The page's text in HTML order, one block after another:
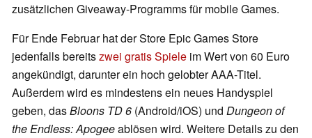
zusätzlichen Giveaway-Programms für mobile Games.
Für Ende Februar hat der Store Epic Games Store
jedenfalls bereitszwei gratis Spiele im Wert von 60 Euro
angekündigt, darunter ein hoch gelobter AAA-Titel.
Außerdem wird es mindestens ein neues Handyspiel
geben, dasBloons TD 6 (Android/iOS) und Dungeon of
the Endless: Apogeeablösen wird. Weitere Details zu den